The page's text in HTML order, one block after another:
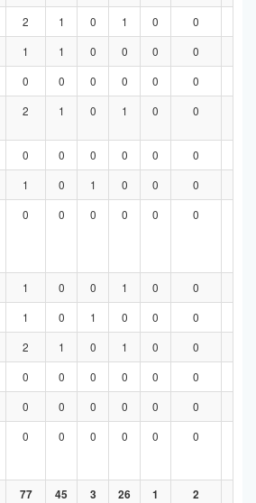
2 1 0 1 0 0
1 1 0 0 0 0
0 0 0 0 0 0
2 1 0 1 0 0
0 0 0 0 0 0
1 0 1 0 0 0
0 0 0 0 0 0
1 0 0 1 0 0
1 0 1 0 0 0
2 1 0 1 0 0
0 0 0 0 0 0
0 0 0 0 0 0
0 0 0 0 0 0
77 45 3 26 1 2